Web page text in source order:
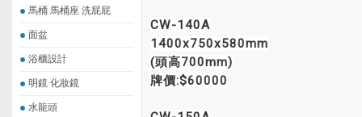
馬桶 馬桶座 洗屁屁
面盆
浴櫃設計
明鏡 化妝鏡
水龍頭
CW-140A
1400x750x580mm
(頭高700mm)
牌價:$60000